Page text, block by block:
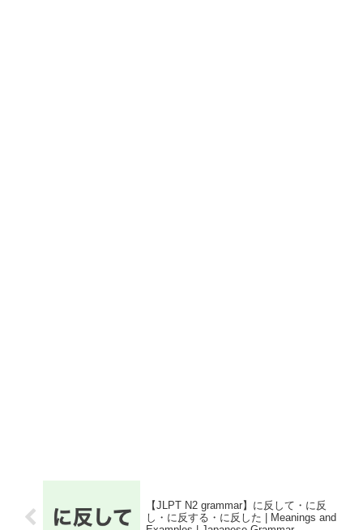
【JLPT N2 grammar】に反して・に反
し・に反する・に反した | Meanings and